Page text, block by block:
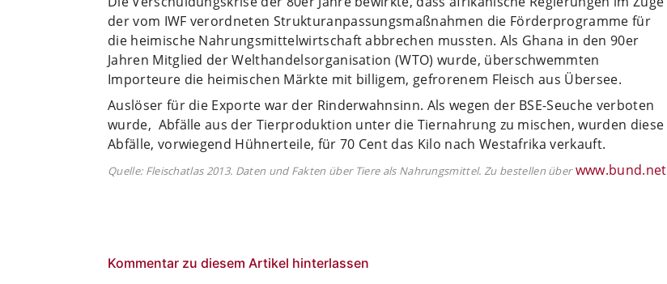
der vom IWF verordneten Strukturanpassungsmaßnahmen die Förderprogramme für
die heimische Nahrungsmittelwirtschaft abbrechen mussten. Als Ghana in den 90er
Jahren Mitglied der Welthandelsorganisation (WTO) wurde, überschwemmten
Importeure die heimischen Märkte mit billigem, gefrorenem Fleisch aus Übersee.
Auslöser für die Exporte war der Rinderwahnsinn. Als wegen der BSE-Seuche verboten
wurde, Abfälle aus der Tierproduktion unter die Tiernahrung zu mischen, wurden diese
Abfälle, vorwiegend Hühnerteile, für 70 Cent das Kilo nach Westafrika verkauft.
Quelle: Fleischatlas 2013. Daten und Fakten über Tiere als Nahrungsmittel. Zu bestellen über www.bund.net
Kommentar zu diesem Artikel hinterlassen